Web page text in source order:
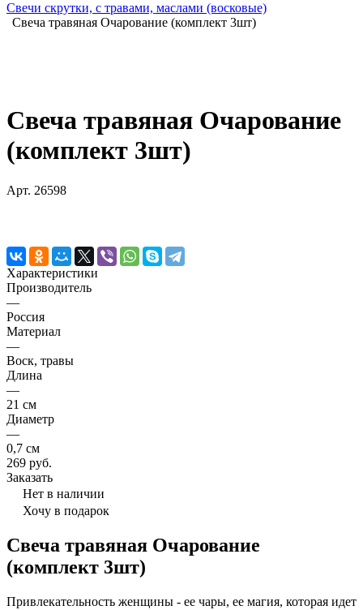
Свечи скрутки, с травами, маслами (восковые)
Свеча травяная Очарование (комплект 3шт)
Свеча травяная Очарование
(комплект 3шт)
Арт. 26598
Характеристики
Производитель
—
Россия
Материал
—
Воск, травы
Длина
—
21 см
Диаметр
—
0,7 см
269 руб.
Заказать
Нет в наличии
Хочу в подарок
Свеча травяная Очарование
(комплект 3шт)
Привлекательность женщины - ее чары, ее магия, которая идет